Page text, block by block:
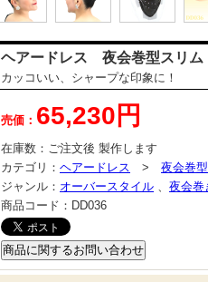
ヘアードレス 夜会巻型スリ
カッコいい、シャープな印象に！
売価： 65,230円
在庫数： ご注文後 製作します
カテゴリ： ヘアードレス > 夜会巻
ジャンル： オーバースタイル 夜会巻
商品コード： DD036